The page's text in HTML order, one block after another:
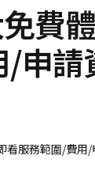
費
/申請